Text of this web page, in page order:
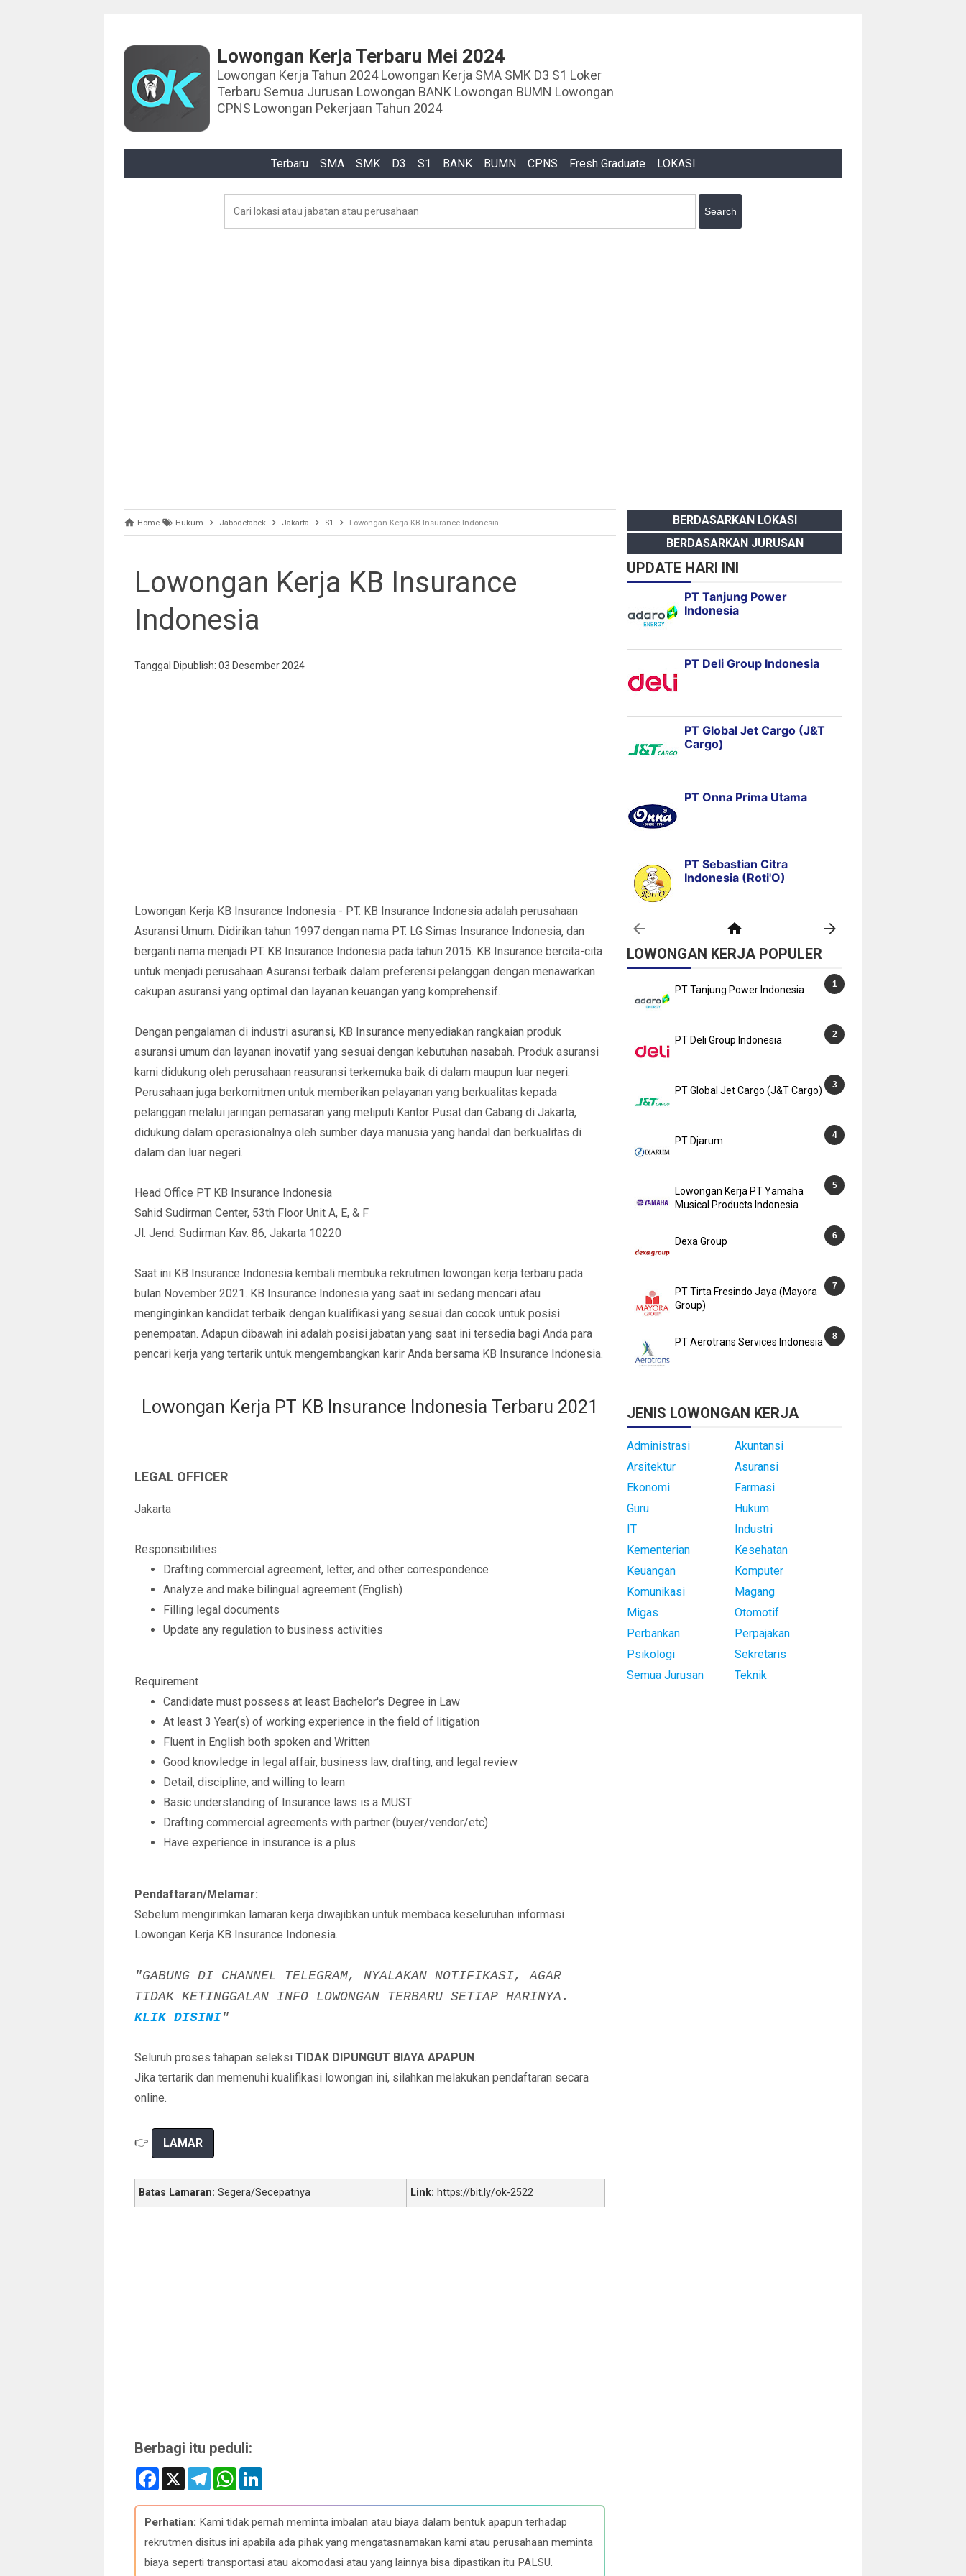
Lowongan Kerja Terbaru Mei 2024
Lowongan Kerja Tahun 2024 Lowongan Kerja SMA SMK D3 S1 Loker
Terbaru Semua Jurusan Lowongan BANK Lowongan BUMN Lowongan
CPNS Lowongan Pekerjaan Tahun 2024
Terbaru SMA SMK D3 S1 BANK BUMN CPNS Fresh Graduate LOKASI
Home Hukum Jabodetabek Jakarta S1 Lowongan Kerja KB Insurance Indonesia
Lowongan Kerja KB Insurance
Indonesia
Tanggal Dipublish: 03 Desember 2024
Lowongan Kerja KB Insurance Indonesia - PT. KB Insurance Indonesia adalah perusahaan
Asuransi Umum. Didirikan tahun 1997 dengan nama PT. LG Simas Insurance Indonesia, dan
berganti nama menjadi PT. KB Insurance Indonesia pada tahun 2015. KB Insurance bercita-cita
untuk menjadi perusahaan Asuransi terbaik dalam preferensi pelanggan dengan menawarkan
cakupan asuransi yang optimal dan layanan keuangan yang komprehensif.
Dengan pengalaman di industri asuransi, KB Insurance menyediakan rangkaian produk
asuransi umum dan layanan inovatif yang sesuai dengan kebutuhan nasabah. Produk asuransi
kami didukung oleh perusahaan reasuransi terkemuka baik di dalam maupun luar negeri.
Perusahaan juga berkomitmen untuk memberikan pelayanan yang berkualitas kepada
pelanggan melalui jaringan pemasaran yang meliputi Kantor Pusat dan Cabang di Jakarta,
didukung dalam operasionalnya oleh sumber daya manusia yang handal dan berkualitas di
dalam dan luar negeri.
Head Office PT KB Insurance Indonesia
Sahid Sudirman Center, 53th Floor Unit A, E, & F
Jl. Jend. Sudirman Kav. 86, Jakarta 10220
Saat ini KB Insurance Indonesia kembali membuka rekrutmen lowongan kerja terbaru pada
bulan November 2021. KB Insurance Indonesia yang saat ini sedang mencari atau
menginginkan kandidat terbaik dengan kualifikasi yang sesuai dan cocok untuk posisi
penempatan. Adapun dibawah ini adalah posisi jabatan yang saat ini tersedia bagi Anda para
pencari kerja yang tertarik untuk mengembangkan karir Anda bersama KB Insurance Indonesia.
Lowongan Kerja PT KB Insurance Indonesia Terbaru 2021
LEGAL OFFICER
Jakarta
Responsibilities :
Drafting commercial agreement, letter, and other correspondence
Analyze and make bilingual agreement (English)
Filling legal documents
Update any regulation to business activities
Requirement
Candidate must possess at least Bachelor's Degree in Law
At least 3 Year(s) of working experience in the field of litigation
Fluent in English both spoken and Written
Good knowledge in legal affair, business law, drafting, and legal review
Detail, discipline, and willing to learn
Basic understanding of Insurance laws is a MUST
Drafting commercial agreements with partner (buyer/vendor/etc)
Have experience in insurance is a plus
Pendaftaran/Melamar:
Sebelum mengirimkan lamaran kerja diwajibkan untuk membaca keseluruhan informasi
Lowongan Kerja KB Insurance Indonesia.
"GABUNG DI CHANNEL TELEGRAM, NYALAKAN NOTIFIKASI, AGAR
TIDAK KETINGGALAN INFO LOWONGAN TERBARU SETIAP HARINYA.
KLIK DISINI"
Seluruh proses tahapan seleksi TIDAK DIPUNGUT BIAYA APAPUN.
Jika tertarik dan memenuhi kualifikasi lowongan ini, silahkan melakukan pendaftaran secara
online.
👉 LAMAR
Batas Lamaran: Segera/Secepatnya Link: https://bit.ly/ok-2522
Berbagi itu peduli:
F
e
b
o
o
X
T
e
e
g
r
a
W
t
s
A
p
k
e
d
I
Perhatian: Kami tidak pernah meminta imbalan atau biaya dalam bentuk apapun terhadap
rekrutmen disitus ini apabila ada pihak yang mengatasnamakan kami atau perusahaan meminta
biaya seperti transportasi atau akomodasi atau yang lainnya bisa dipastikan itu PALSU.
BERDASARKAN LOKASI
BERDASARKAN JURUSAN
UPDATE HARI INI
LOWONGAN KERJA POPULER
PT Tanjung Power Indonesia
PT Deli Group Indonesia
PT Global Jet Cargo (J&T Cargo)
PT Djarum
Lowongan Kerja PT Yamaha
Musical Products Indonesia
Dexa Group
PT Tirta Fresindo Jaya (Mayora
Group)
PT Aerotrans Services Indonesia
JENIS LOWONGAN KERJA
Administrasi
Akuntansi
Arsitektur
Asuransi
Ekonomi
Farmasi
Guru
Hukum
IT
Industri
Kementerian
Kesehatan
Keuangan
Komputer
Komunikasi
Magang
Migas
Otomotif
Perbankan
Perpajakan
Psikologi
Sekretaris
Semua Jurusan
Teknik